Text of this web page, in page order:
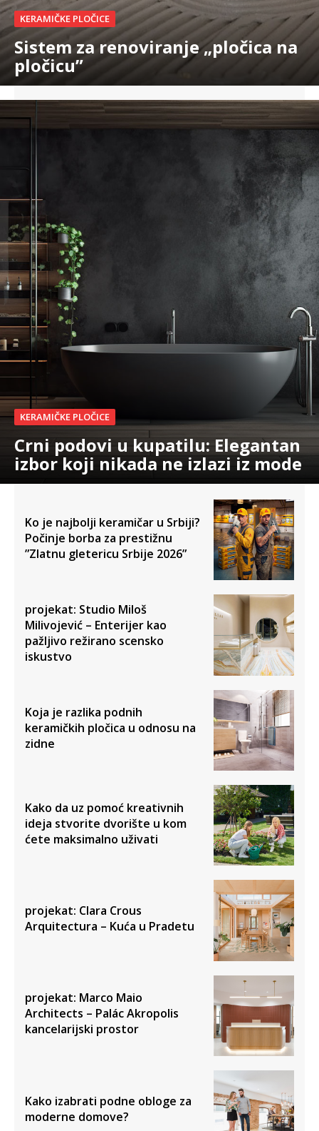
KERAMIČKE PLOČICE
Sistem za renoviranje „pločica na
pločicu”
KERAMIČKE PLOČICE
Crni podovi u kupatilu: Elegantan
izbor koji nikada ne izlazi iz mode
Ko je najbolji keramičar u Srbiji?
Počinje borba za prestižnu
”Zlatnu gletericu Srbije 2026”
projekat: Studio Miloš
Milivojević – Enterijer kao
pažljivo režirano scensko
iskustvo
Koja je razlika podnih
keramičkih pločica u odnosu na
zidne
Kako da uz pomoć kreativnih
ideja stvorite dvorište u kom
ćete maksimalno uživati
projekat: Clara Crous
Arquitectura – Kuća u Pradetu
projekat: Marco Maio
Architects – Palác Akropolis
kancelarijski prostor
Kako izabrati podne obloge za
moderne domove?